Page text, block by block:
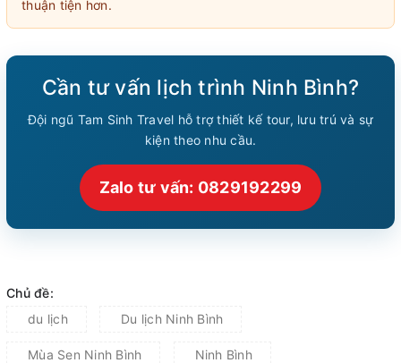
thuận tiện hơn.
Cần tư vấn lịch trình Ninh Bình?
Đội ngũ Tam Sinh Travel hỗ trợ thiết kế tour, lưu trú và sự
kiện theo nhu cầu.
Zalo tư vấn: 0829192299
Chủ đề:
du lịch
Du lịch Ninh Bình
Mùa Sen Ninh Bình Ninh Bình